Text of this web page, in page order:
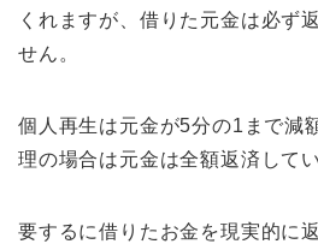
くれますが、借りた元金は必ず
せん。
個人再生は元金が5分の1まで減
理の場合は元金は全額返済して
要するに借りたお金を現実的に